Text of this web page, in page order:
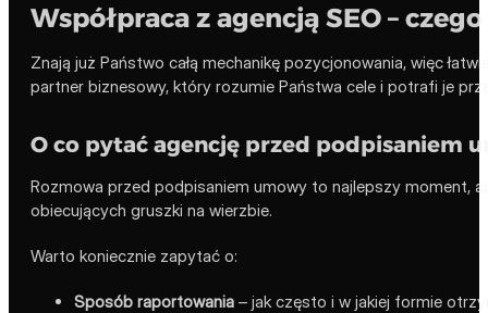
Współpraca z agencją SEO –
Znają już Państwo całą mechanikę pozycjonowania, więc
partner biznesowy, który rozumie Państwa cele i potrafi je
O co pytać agencję przed podpisaniem
Rozmowa przed podpisaniem umowy to najlepszy moment,
obiecujących gruszki na wierzbie.
Warto koniecznie zapytać o:
Sposób raportowania – jak często i w jakiej formie